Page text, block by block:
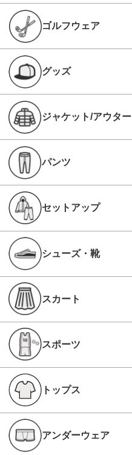
ゴルフウェア
グッズ
ジャケット/アウター
パンツ
セットアップ
シューズ・靴
スカート
スポーツ
トップス
アンダーウェア